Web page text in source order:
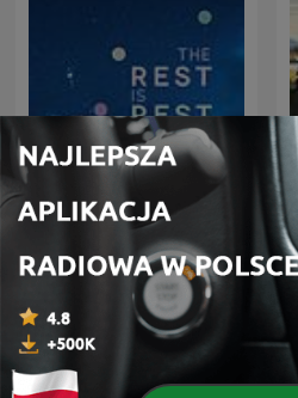
Slow Radio | Sleep Focus
Sounds